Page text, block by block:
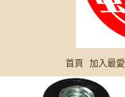
首頁 加入最愛